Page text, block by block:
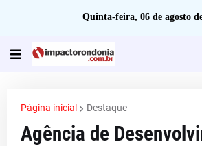
Quinta-feira, 06 de agosto
Página inicial Destaque
Agência de